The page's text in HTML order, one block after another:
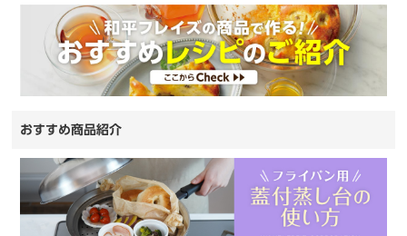
おすすめ商品紹介